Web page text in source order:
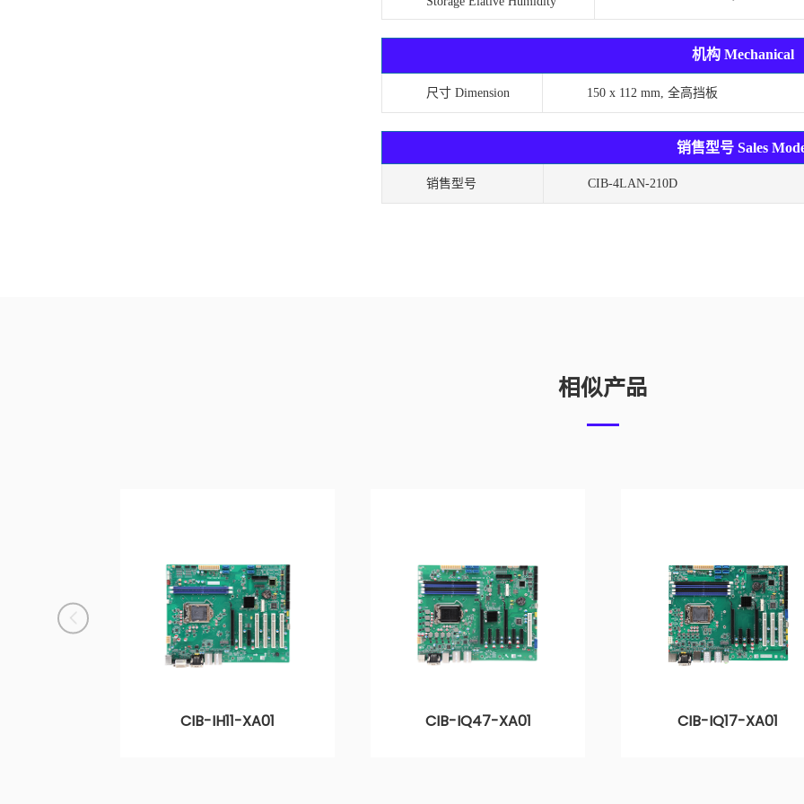
机构 Mechanical
尺寸 Dimension 150 x 112 mm, 全高挡板
销售型号 Sales
销售型号 CIB-4LAN-210D
相似产品
CIB-IH11-XA01 CIB-IQ47-XA01 CIB-IQ17-XA01